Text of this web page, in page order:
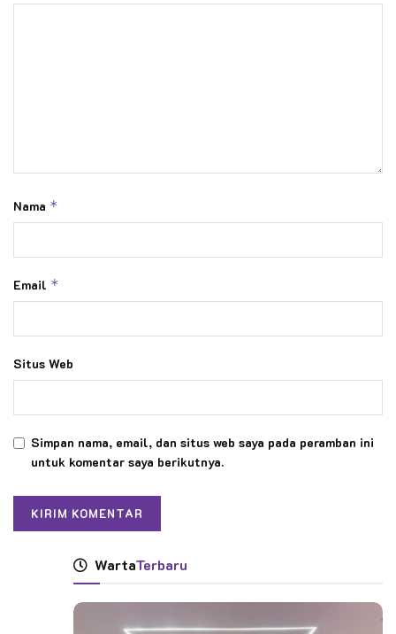
Nama *
Email *
Situs Web
Simpan nama, email, dan situs web saya pada peramban ini
untuk komentar saya berikutnya.
WartaTerbaru